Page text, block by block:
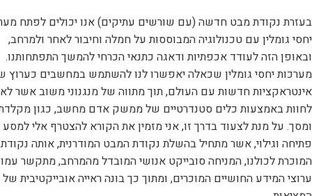
בעזרת נקודת מבט חדשה (עם שורשים עתיקים) אנו יכולים לפתח
יחסי גומלין עם טכנולוגיה המבוססות על חמלה וחיבור לאחר ולמרחב,
ובאופן הזה לעודד אכפתיות ודאגה כתנאי הכרחי להמשך התפתחותנו.
מערכות יחסי גומלין שכאלה יאפשרו לנו להשתמש במחשבים כערוץ
אינטראקציות חדשות עם העולם, תוך מתווה של מנגנוני משוב אשר לא
לחוות באמצעות כלים סטנדרטיים של ממשק אדם מחשב, כגון
ומסך. על מנת לצעוד בדרך זו, אני מזמין את הקורא להצטרף אלי
פתיחה וגילוי, אשר מתחיל בהשלת נקודת המבט המודרנית, אותה
המוכרת לכולנו, המניחה סובייקט אנושי המובדל מהמרחב, מתקשר
ערוצי המידע החושיים המוכרים, ומתוך כך בונה ראייה אובייקטיבית של